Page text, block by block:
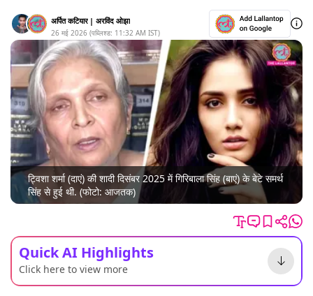
अर्पित कटियार | अरविंद ओझा
26 मई 2026 (पब्लिश्ड: 11:32 AM IST)
ट्विशा शर्मा (दाएं) की शादी दिसंबर 2025 में गिरिबाला सिंह (बाएं) के बेटे समर्थ
सिंह से हुई थी. (फोटो: आजतक)
Quick AI Highlights
Click here to view more